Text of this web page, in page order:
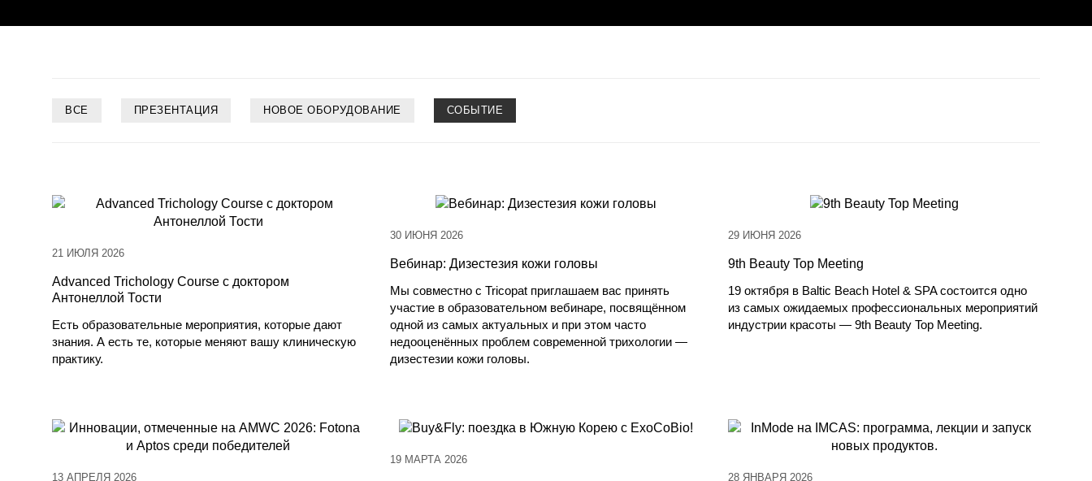
ВСЕ ПРЕЗЕНТАЦИЯ НОВОЕ ОБОРУДОВАНИЕ СОБЫТИЕ
21 ИЮЛЯ 2026
Advanced Trichology Course с доктором
Антонеллой Тости
Есть образовательные мероприятия, которые дают
знания. А есть те, которые меняют вашу клиническую
практику.
30 ИЮНЯ 2026
Вебинар: Дизестезия кожи головы
Мы совместно с Tricopat приглашаем вас принять
участие в образовательном вебинаре, посвящённом
одной из самых актуальных и при этом часто
недооценённых проблем современной трихологии —
дизестезии кожи головы.
29 ИЮНЯ 2026
9th Beauty Top Meeting
19 октября в Baltic Beach Hotel & SPA состоится одно
из самых ожидаемых профессиональных мероприятий
индустрии красоты — 9th Beauty Top Meeting.
13 АПРЕЛЯ 2026
19 МАРТА 2026
28 ЯНВАРЯ 2026